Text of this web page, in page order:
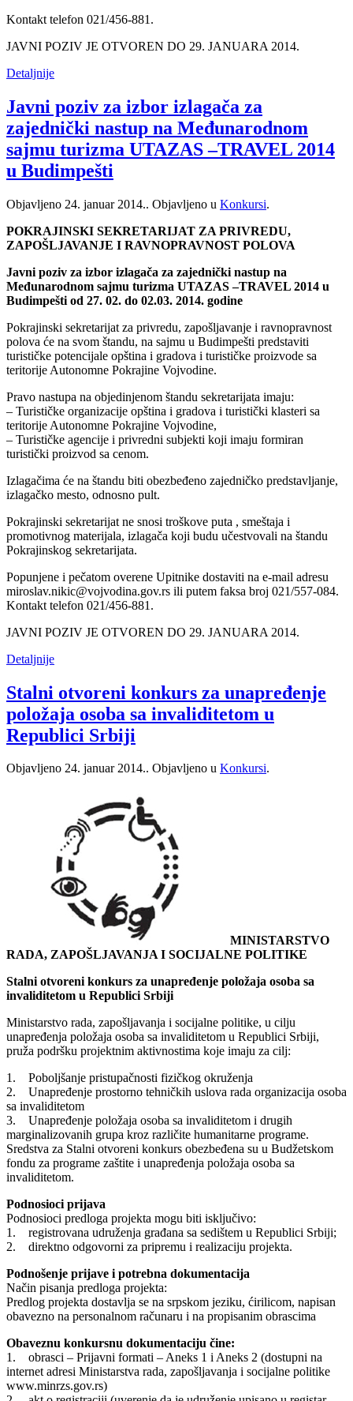
Kontakt telefon 021/456-881.
JAVNI POZIV JE OTVOREN DO 29. JANUARA 2014.
Detaljnije
Javni poziv za izbor izlagača za
zajednički nastup na Međunarodnom
sajmu turizma UTAZAS –TRAVEL 2014
u Budimpešti
Objavljeno 24. januar 2014.. Objavljeno u Konkursi.
POKRAJINSKI SEKRETARIJAT ZA PRIVREDU,
ZAPOŠLJAVANJE I RAVNOPRAVNOST POLOVA
Javni poziv za izbor izlagača za zajednički nastup na
Međunarodnom sajmu turizma UTAZAS –TRAVEL 2014 u
Budimpešti od 27. 02. do 02.03. 2014. godine
Pokrajinski sekretarijat za privredu, zapošljavanje i ravnopravnost
polova će na svom štandu, na sajmu u Budimpešti predstaviti
turističke potencijale opština i gradova i turističke proizvode sa
teritorije Autonomne Pokrajine Vojvodine.
Pravo nastupa na objedinjenom štandu sekretarijata imaju:
– Turističke organizacije opština i gradova i turistički klasteri sa
teritorije Autonomne Pokrajine Vojvodine,
– Turističke agencije i privredni subjekti koji imaju formiran
turistički proizvod sa cenom.
Izlagačima će na štandu biti obezbeđeno zajedničko predstavljanje,
izlagačko mesto, odnosno pult.
Pokrajinski sekretarijat ne snosi troškove puta , smeštaja i
promotivnog materijala, izlagača koji budu učestvovali na štandu
Pokrajinskog sekretarijata.
Popunjene i pečatom overene Upitnike dostaviti na e-mail adresu
miroslav.nikic@vojvodina.gov.rs ili putem faksa broj 021/557-084.
Kontakt telefon 021/456-881.
JAVNI POZIV JE OTVOREN DO 29. JANUARA 2014.
Detaljnije
Stalni otvoreni konkurs za unapređenje
položaja osoba sa invaliditetom u
Republici Srbiji
Objavljeno 24. januar 2014.. Objavljeno u Konkursi.
MINISTARSTVO
RADA, ZAPOŠLJAVANJA I SOCIJALNE POLITIKE
Stalni otvoreni konkurs za unapređenje položaja osoba sa
invaliditetom u Republici Srbiji
Ministarstvo rada, zapošljavanja i socijalne politike, u cilju
unapređenja položaja osoba sa invaliditetom u Republici Srbiji,
pruža podršku projektnim aktivnostima koje imaju za cilj:
1. Poboljšanje pristupačnosti fizičkog okruženja
2. Unapređenje prostorno tehničkih uslova rada organizacija osoba
sa invaliditetom
3. Unapređenje položaja osoba sa invaliditetom i drugih
marginalizovanih grupa kroz različite humanitarne programe.
Sredstva za Stalni otvoreni konkurs obezbeđena su u Budžetskom
fondu za programe zaštite i unapređenja položaja osoba sa
invaliditetom.
Podnosioci prijava
Podnosioci predloga projekta mogu biti isključivo:
1. registrovana udruženja građana sa sedištem u Republici Srbiji;
2. direktno odgovorni za pripremu i realizaciju projekta.
Podnošenje prijave i potrebna dokumentacija
Način pisanja predloga projekta:
Predlog projekta dostavlja se na srpskom jeziku, ćirilicom, napisan
obavezno na personalnom računaru i na propisanim obrascima
Obaveznu konkursnu dokumentaciju čine:
1. obrasci – Prijavni formati – Aneks 1 i Aneks 2 (dostupni na
internet adresi Ministarstva rada, zapošljavanja i socijalne politike
www.minrzs.gov.rs)